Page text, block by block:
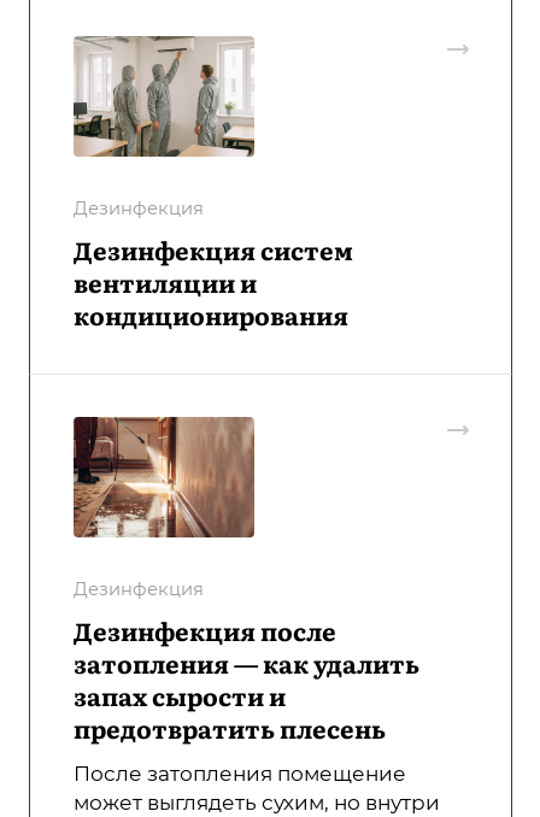
Дезинфекция
Дезинфекция систем
вентиляции и
кондиционирования
Дезинфекция
Дезинфекция после
затопления — как удалить
запах сырости и
предотвратить плесень
После затопления помещение
может выглядеть сухим, но внутри